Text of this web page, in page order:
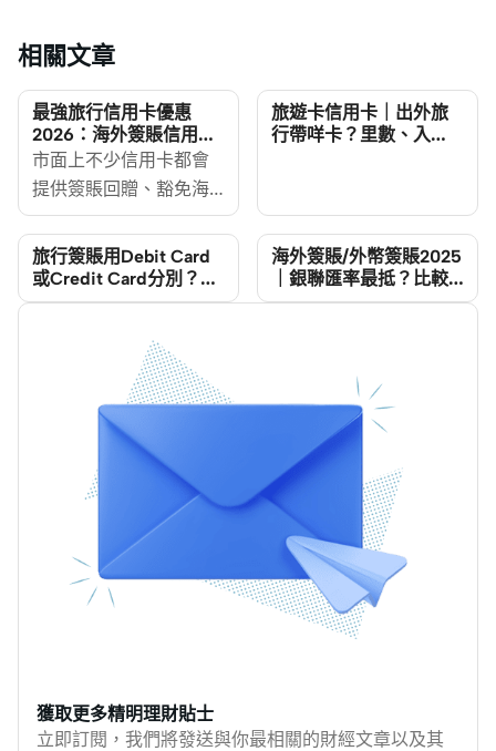
相關文章
最強旅行信用卡優惠
2026：海外簽賬信用卡
優惠及外幣手續費比較
市面上不少信用卡都會
提供簽賬回贈、豁免海
外簽賬手續費等優惠。
外遊時，如選擇適當的
信用卡消費，在旅途中
盡興的同時，更可賺盡
支。 MoneyHero為你整
合了2026年提供最新海
外簽賬優惠的信用卡資
料，無論你喜歡日本、
韓國、泰國或歐美，我
們都有最新的信用卡優
惠資訊。由恒生Travel+
Visa Signature卡至富邦
Visa白金卡，再到滙豐
回贈比率、手續費和使
用限制，幫你找到最適
旅遊卡信用卡｜出外旅
行帶咩卡？里數、入
旅行簽賬用Debit Card
或Credit Card分別？各
自好處比較
海外簽賬/外幣簽賬2025
｜銀聯匯率最抵？比較
海外簽賬信用卡手續費
獲取更多精明理財貼士
立即訂閱，我們將發送與你最相關的財經文章以及其